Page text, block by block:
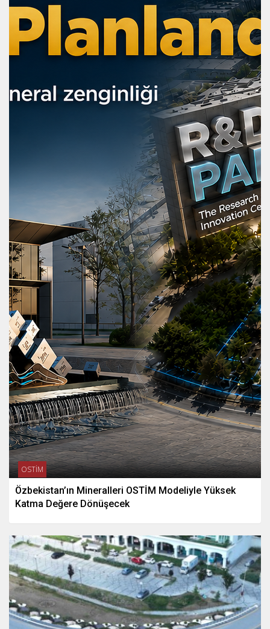
OSTİM
Özbekistan’ın Mineralleri OSTİM Modeliyle Yüksek
Katma Değere Dönüşecek